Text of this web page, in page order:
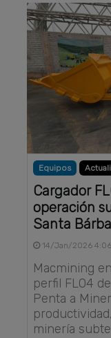
Equipos
Cargador
operación
Santa
14/Jan/2026
Macmining
perfil FL04
Penta a
minería